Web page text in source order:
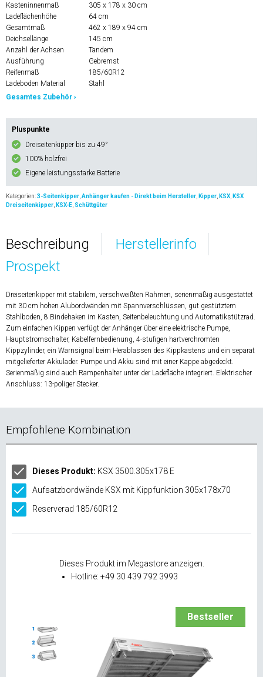
Kasteninnenmaß
305 x 178 x 30 cm
Ladeflächenhöhe
64 cm
Gesamtmaß
462 x 189 x 94 cm
Deichsellänge
145 cm
Anzahl der Achsen
Tandem
Ausführung
Gebremst
Reifenmaß
185/60R12
Ladeboden Material
Stahl
Gesamtes Zubehör ›
Pluspunkte
Dreiseitenkipper bis zu 49°
100% holzfrei
Eigene leistungsstarke Batterie
Kategorien:3-Seitenkipper Anhänger kaufen - Direkt beim Hersteller Kipper KSX KSX
Dreiseitenkipper KSX-E Schüttgüter
Beschreibung
Herstellerinfo
Prospekt
Dreiseitenkipper mit stabilem, verschweißten Rahmen, serienmäßig ausgestattet
mit 30 cm hohen Alubordwänden mit Spannverschlüssen, gut gestütztem
Stahlboden, 8 Bindehaken im Kasten, Seitenbeleuchtung und Automatikstützrad.
Zum einfachen Kippen verfügt der Anhänger über eine elektrische Pumpe,
Hauptstromschalter, Kabelfernbedienung, 4-stufigen hartverchromten
Kippzylinder, ein Warnsignal beim Herablassen des Kippkastens und ein separat
mitgelieferter Akkulader. Pumpe und Akku sind mit einer Kappe abgedeckt.
Serienmäßig sind auch Rampenhalter unter der Ladefläche integriert. Elektrischer
Anschluss: 13-poliger Stecker.
Empfohlene Kombination
Bestseller
Dieses Produkt im Megastore anzeigen.
Hotline: +49 30 439 792 3993
Dieses Produkt: KSX 3500.305x178 E
Aufsatzbordwände KSX mit Kippfunktion 305x178x70
Reserverad 185/60R12